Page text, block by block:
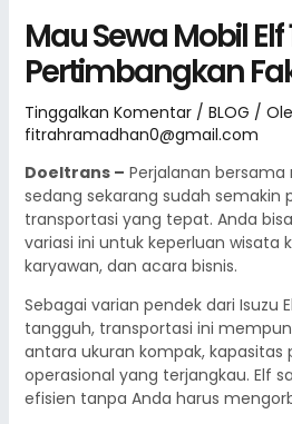
Mau Sewa Mobil Elf
Pertimbangkan
Tinggalkan Komentar / BLOG /
fitrahramadhan0@gmail.com
Doeltrans – Perjalanan
sedang sekarang sudah semakin
transportasi yang tepat. Anda
variasi ini untuk keperluan wisata
karyawan, dan acara bisnis.
Sebagai varian pendek dari Isuzu
tangguh, transportasi ini
antara ukuran kompak, kapasitas
operasional yang terjangkau. Elf
efisien tanpa Anda harus